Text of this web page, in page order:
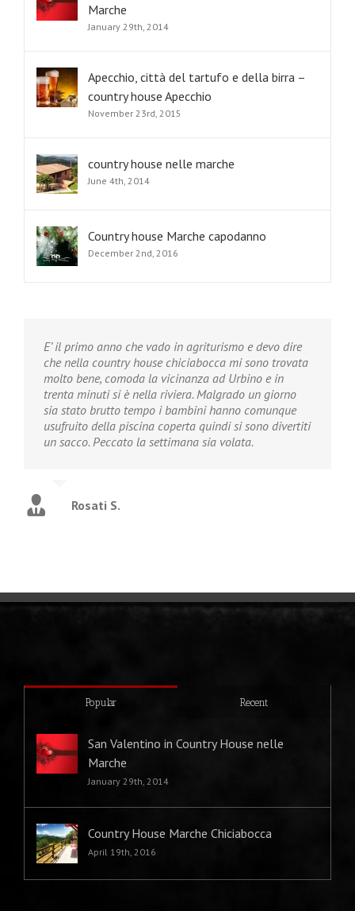
Marche
January 29th, 2014
Apecchio, città del tartufo e della birra –
country house Apecchio
November 23rd, 2015
country house nelle marche
June 4th, 2014
Country house Marche capodanno
December 2nd, 2016
E’ il primo anno che vado in agriturismo e devo dire
che nella country house chiciabocca mi sono trovata
molto bene, comoda la vicinanza ad Urbino e in
trenta minuti si è nella riviera. Malgrado un giorno
sia stato brutto tempo i bambini hanno comunque
usufruito della piscina coperta quindi si sono divertiti
un sacco. Peccato la settimana sia volata.
Rosati S.
Popular Recent
San Valentino in Country House nelle
Marche
January 29th, 2014
Country House Marche Chiciabocca
April 19th, 2016